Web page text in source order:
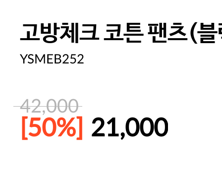
고방체크 코튼 팬츠(
YSMEB252
42,000
[50%] 21,000